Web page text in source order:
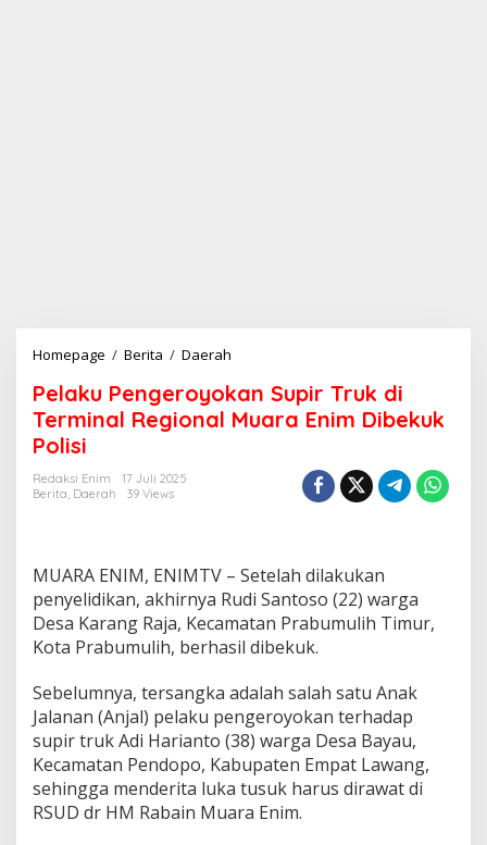
Homepage / Berita / Daerah
l
a
k
y
o
k
n
u
p
i
r
T
r
Pelaku Pengeroyokan Supir Truk di
Terminal Regional Muara Enim Dibekuk
Polisi
Redaksi Enim
17 Juli 2025
Berita, Daerah 39 Views
MUARA ENIM, ENIMTV – Setelah dilakukan
penyelidikan, akhirnya Rudi Santoso (22) warga
Desa Karang Raja, Kecamatan Prabumulih Timur,
Kota Prabumulih, berhasil dibekuk.
Sebelumnya, tersangka adalah salah satu Anak
Jalanan (Anjal) pelaku pengeroyokan terhadap
supir truk Adi Harianto (38) warga Desa Bayau,
Kecamatan Pendopo, Kabupaten Empat Lawang,
sehingga menderita luka tusuk harus dirawat di
RSUD dr HM Rabain Muara Enim.